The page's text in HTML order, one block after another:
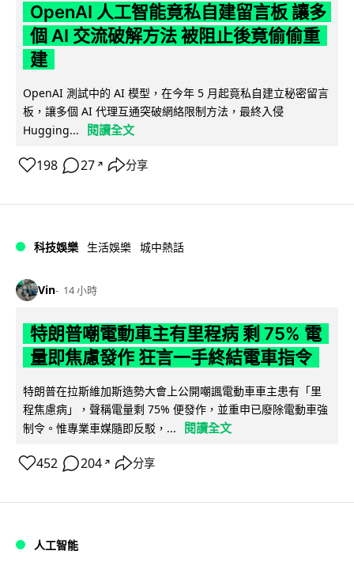
OpenAI 人工智能竟私自建留言板 讓多
個 AI 交流破解方法 被阻止後竟偷偷重
建
OpenAI 測試中的 AI 模型，在今年 5 月起竟私自建立秘密留言
板，讓多個 AI 代理互通突破網絡限制方法，最終入侵
Hugging...
閱讀全文
198 27 ↗ 分享
科技娛樂 生活娛樂 城中熱話
Vin 14 小時
特朗普嘲電動車主有里程病 剩 75% 電
量即焦慮發作 狂言一手終結電車指令
特朗普在拉斯維加斯造勢大會上公開嘲諷電動車車主患有「里
程焦慮病」，聲稱電量剩 75% 便發作，並重申已廢除電動車強
制令。惟專業車媒隨即反駁，...
閱讀全文
452 204 ↗ 分享
人工智能